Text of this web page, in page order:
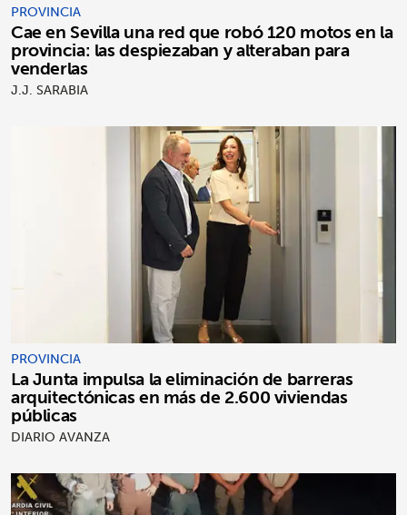
PROVINCIA
Cae en Sevilla una red que robó 120 motos en la
provincia: las despiezaban y alteraban para
venderlas
J.J. SARABIA
PROVINCIA
La Junta impulsa la eliminación de barreras
arquitectónicas en más de 2.600 viviendas
públicas
DIARIO AVANZA